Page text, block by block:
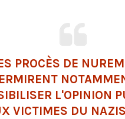
PROCÈS DE
L'OPINION
VICTIMES DU